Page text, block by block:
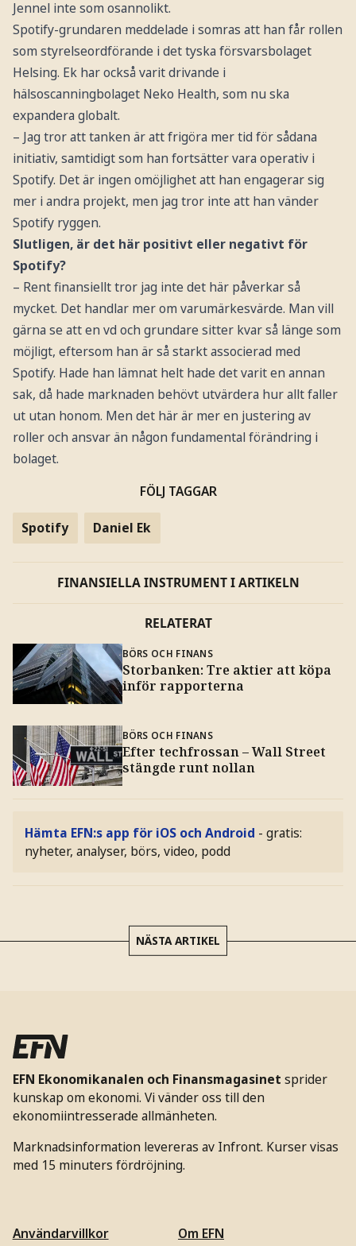
Jennel inte som osannolikt.
Spotify-grundaren meddelade i somras att han får rollen
som styrelseordförande i det tyska försvarsbolaget
Helsing. Ek har också varit drivande i
hälsoscanningbolaget Neko Health, som nu ska
expandera globalt.
– Jag tror att tanken är att frigöra mer tid för sådana
initiativ, samtidigt som han fortsätter vara operativ i
Spotify. Det är ingen omöjlighet att han engagerar sig
mer i andra projekt, men jag tror inte att han vänder
Spotify ryggen.
Slutligen, är det här positivt eller negativt för
Spotify?
– Rent finansiellt tror jag inte det här påverkar så
mycket. Det handlar mer om varumärkesvärde. Man vill
gärna se att en vd och grundare sitter kvar så länge som
möjligt, eftersom han är så starkt associerad med
Spotify. Hade han lämnat helt hade det varit en annan
sak, då hade marknaden behövt utvärdera hur allt faller
ut utan honom. Men det här är mer en justering av
roller och ansvar än någon fundamental förändring i
bolaget.
FÖLJ TAGGAR
Spotify Daniel Ek
FINANSIELLA INSTRUMENT I ARTIKELN
RELATERAT
BÖRS OCH FINANS
Storbanken: Tre aktier att köpa
inför rapporterna
BÖRS OCH FINANS
Efter techfrossan – Wall Street
stängde runt nollan
Hämta EFN:s app för iOS och Android - gratis:
nyheter, analyser, börs, video, podd
NÄSTA ARTIKEL
EFN Ekonomikanalen och Finansmagasinet sprider
kunskap om ekonomi. Vi vänder oss till den
ekonomiintresserade allmänheten.
Marknadsinformation levereras av Infront. Kurser visas
med 15 minuters fördröjning.
Användarvillkor
Om EFN